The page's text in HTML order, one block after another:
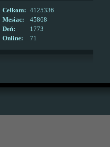
Online: 71
Celkom:
4125336
Mesiac:
45868
Deň:
1773